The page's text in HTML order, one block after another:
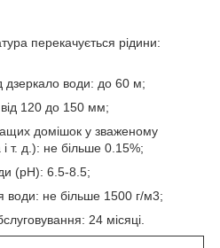
перекачується рідини:
дзеркало води: до 60 м;
120 до 150 мм;
домішок у зваженому
і т. д.): не більше 0.15%;
(рН): 6.5-8.5;
води: не більше 1500 г/м3;
24 місяці.